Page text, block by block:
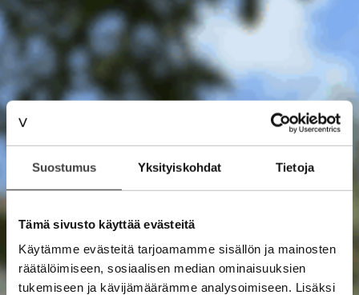
Suostumus Yksityiskohdat Tietoja
Tämä sivusto käyttää evästeitä
Käytämme evästeitä tarjoamamme sisällön ja mainosten
räätälöimiseen, sosiaalisen median ominaisuuksien
tukemiseen ja kävijämäärämme analysoimiseen. Lisäksi